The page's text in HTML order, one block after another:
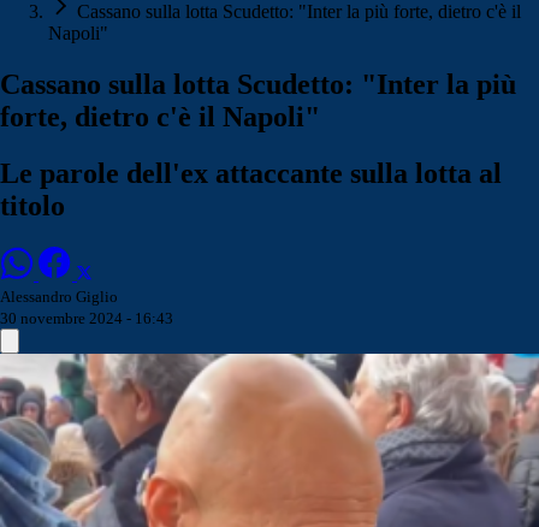
Cassano sulla lotta Scudetto: "Inter la più forte, dietro c'è il
Napoli"
Cassano sulla lotta Scudetto: "Inter la più
forte, dietro c'è il Napoli"
Le parole dell'ex attaccante sulla lotta al
titolo
Alessandro Giglio
30 novembre 2024 - 16:43